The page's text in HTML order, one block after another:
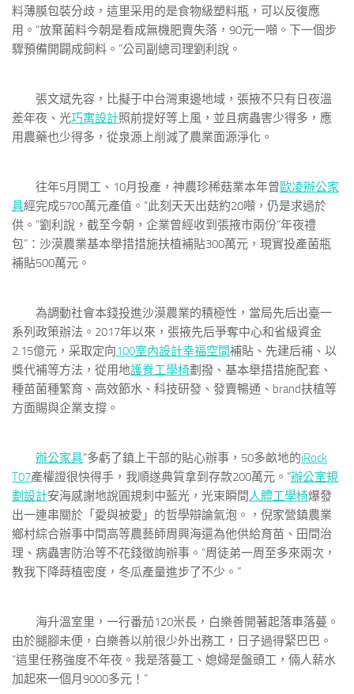
料薄膜包裝分歧，這里采用的是食物級塑料瓶，可以反復應
用。“放棄菌料今朝是看成無機肥賣失落，90元一噸。下一個步
驟預備開闢成飼料。”公司副總司理劉利說。
張文斌先容，比擬于中台灣東邊地域，張掖不只有日夜溫
差年夜、光巧寓設計照前提好等上風，並且病蟲害少得多，應
用農藥也少得多，從泉源上削減了農業面源淨化。
往年5月開工、10月投產，神農珍稀菇業本年曾歐凌辦公家
具經完成5700萬元產值。“此刻天天出菇約20噸，仍是求過於
供。”劉利說，截至今朝，企業曾經收到張掖市兩份“年夜禮
包”：沙漠農業基本舉措措施扶植補貼300萬元，現實投產菌瓶
補貼500萬元。
為調動社會本錢投進沙漠農業的積極性，當局先后出臺一
系列政策辦法。2017年以來，張掖先后爭奪中心和省級資金
2.15億元，采取定向100室內設計幸福空間補貼、先建后補、以
獎代補等方法，從用地護脊工學椅劃撥、基本舉措措施配套、
種苗菌種繁育、高效節水、科技研發、發賣暢通、brand扶植等
方面賜與企業支撐。
辦公家具“多虧了鎮上干部的貼心辦事，50多畝地的iRock
T07產權證很快得手，我順遂典質拿到存款200萬元。”辦公室規
劃設計安海感謝地說圓規刺中藍光，光束瞬間人體工學椅爆發
出一連串關於「愛與被愛」的哲學辯論氣泡。，倪家營鎮農業
鄉村綜合辦事中間高等農藝師周興海還為他供給育苗、田間治
理、病蟲害防治等不花錢徵詢辦事。“周徒弟一周至多來兩次，
教我下降蒔植密度，冬瓜產量進步了不少。”
海升溫室里，一行番茄120米長，白樂善開著起落車落蔓。
由於腿腳未便，白樂善以前很少外出務工，日子過得緊巴巴。
“這里任務強度不年夜。我是落蔓工、媳婦是盤頭工，倆人薪水
加起來一個月9000多元！”